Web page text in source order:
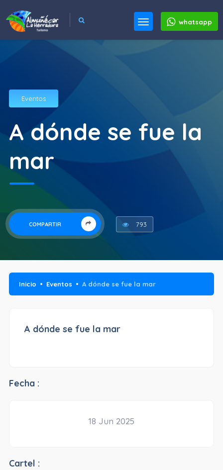
whatsapp
Eventos
A dónde se fue la
mar
COMPARTIR 793
Inicio Eventos A dónde se fue la mar
A dónde se fue la mar
Fecha :
18 Jun 2025
Cartel :